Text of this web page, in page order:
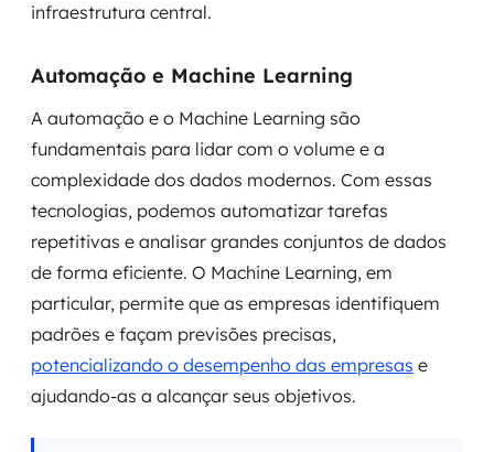
infraestrutura central.
Automação e Machine Learning
A automação e o Machine Learning são
fundamentais para lidar com o volume e a
complexidade dos dados modernos. Com essas
tecnologias, podemos automatizar tarefas
repetitivas e analisar grandes conjuntos de dados
de forma eficiente. O Machine Learning, em
particular, permite que as empresas identifiquem
padrões e façam previsões precisas,
potencializando o desempenho das empresas e
ajudando-as a alcançar seus objetivos.